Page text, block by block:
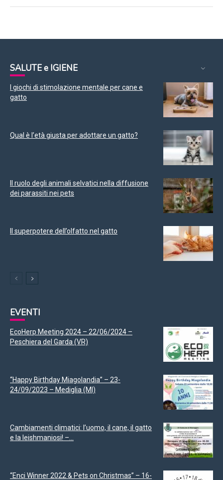
SALUTE e IGIENE
I giochi di stimolazione mentale per cane e
gatto
Qual è l’età giusta per adottare un gatto?
Il ruolo degli animali selvatici nella diffusione
dei parassiti nei pets
Il superpotere dell’olfatto nel gatto
EVENTI
EcoHerp Meeting 2024 – 22/06/2024 –
Peschiera del Garda (VR)
“Happy Birthday Miagolandia” – 23-
24/09/2023 – Mediglia (MI)
Cambiamenti climatici: l’uomo, il cane, il gatto
e la leishmaniosi! –...
“Enci Winner 2022 & Pets on Christmas” – 16-